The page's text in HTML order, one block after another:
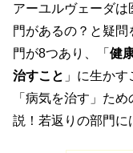
アーユルヴェーダ
門があるの？と疑
門が8つあり、「 健
治すこと 」に生か
「病気を治す」た
説！若返りの部門に